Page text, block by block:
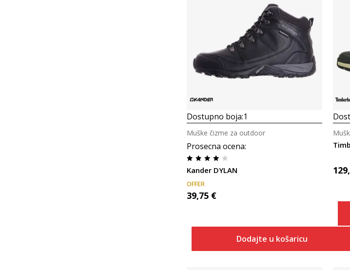
Uporedi
Dostupno boja:1
Prosecna ocena:
Kander DYLAN
Muške čizme za outdoor
OFFER
39,75 €
Dodajte u košaricu